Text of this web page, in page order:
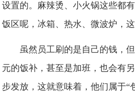
设置的。麻辣烫、小火锅这些都
饭区呢，冰箱、热水、微波炉，这
虽然员工刷的是自己的钱，但
元的饭补，甚至是加班，也会有
步发放，这就意味着，他们属于“